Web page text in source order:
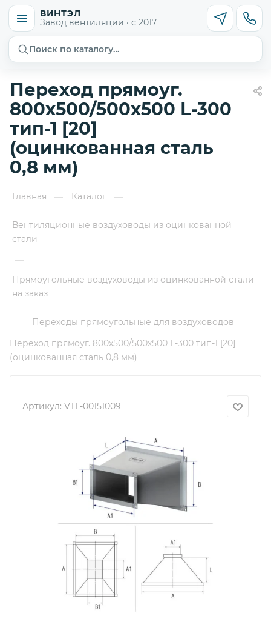
ВИНТЭЛ
Завод вентиляции · с 2017
Поиск по каталогу…
Переход прямоуг.
800х500/500х500 L-300
тип-1 [20]
(оцинкованная сталь
0,8 мм)
Главная — Каталог —
Вентиляционные воздуховоды из оцинкованной
стали
—
Прямоугольные воздуховоды из оцинкованной стали
на заказ
— Переходы прямоугольные для воздуховодов
—
Переход прямоуг. 800х500/500х500 L-300 тип-1 [20]
(оцинкованная сталь 0,8 мм)
Артикул: VTL-00151009